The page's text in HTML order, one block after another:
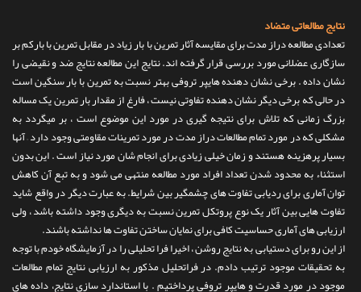
نتایج مطالعاتی متضاد
تعدادی مطالعه دراز مدت برای مقایسه آثار تمرین با بار زیاد در مقابل تمرین با بارکم بر
سازگاری عضلانی مورد بررسی قرار گرفته اند. نتایج این مطالعه نتایج ضد و نقیضی را
نشان داده . برخی نشان دهنده هایپر تروفی بهتر نسبت به تمرین با بار سنگین است
در حالی که برخی دیگر نشان دهنده تفاوتی نیست ، فارغ از مقدار بار تمرین یک مساله
بزرگ زمانی که تلاش برای نتیجه گیری در مورد این موضوع است ، بر میگردد به
مشکلی که در مورد تمام مطالعات دراز مدت در مورد تمرینات مقاومتی وجود دارد – آنها
بسیار پرهزینه هستند و زمان خیلی زیادی برای انجام شان مورد نیاز است . این بدون
استثناء به محدود شدن تعداد افراد مورد مطالعه منتهی می شود و به تبع آن کاهش
توان آماری برای ردیابی تفاوت های چشمگیر بین شرایط. به عبارت دیگر در واقع شاید
تفاوت هایی بین آثار یک نوع پروتکل تمرین نسبت به دیگری وجود داشته باشد ، ولی
ارزیابی های آماری حساسیت کافی برای نمایان ساختن تفاوت ها نداشته باشند.
از این رو برای دستیابی به نتایج روشن ، اخیرا فرا تحلیلی را در آزمایشگاه خودم با توجه
به تحقیقات موجود ترتیب دادم. در فراتحلیل مذکور به ارزیابی نتایج تمام مطالعات
موجود در مورد قدرت و هایپر تروفی پرداختیم . با استاندارد سازی نتایج، داده های